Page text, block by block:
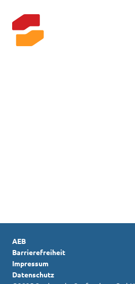
AEB
Barrierefreiheit
Impressum
Datenschutz